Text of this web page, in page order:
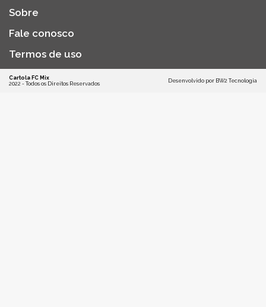
Sobre
Fale conosco
Termos de uso
Cartola FC Mix
2022 - Todos os Direitos Reservados
Desenvolvido por BW2 Tecnologia